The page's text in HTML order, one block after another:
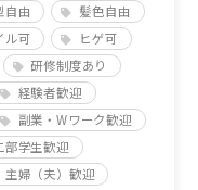
自由
髪色自由
ル可
ヒゲ可
研修制度あり
経験者歓迎
副業・Wワーク歓迎
部学生歓迎
主婦（夫）歓迎